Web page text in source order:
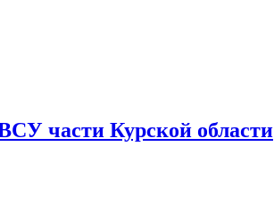
части Курской области